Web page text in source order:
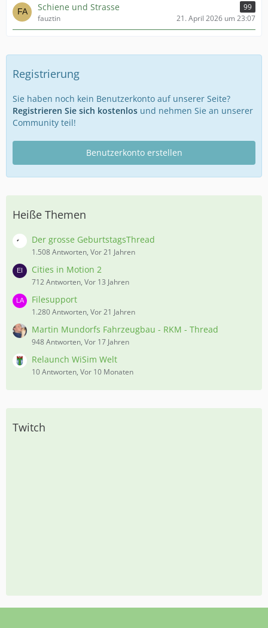
Schiene und Strasse
99
fauztin
21. April 2026 um 23:07
Registrierung
Sie haben noch kein Benutzerkonto auf unserer Seite?
Registrieren Sie sich kostenlos und nehmen Sie an unserer
Community teil!
Benutzerkonto erstellen
Heiße Themen
Der grosse GeburtstagsThread
1.508 Antworten, Vor 21 Jahren
Cities in Motion 2
712 Antworten, Vor 13 Jahren
Filesupport
1.280 Antworten, Vor 21 Jahren
Martin Mundorfs Fahrzeugbau - RKM - Thread
948 Antworten, Vor 17 Jahren
Relaunch WiSim Welt
10 Antworten, Vor 10 Monaten
Twitch